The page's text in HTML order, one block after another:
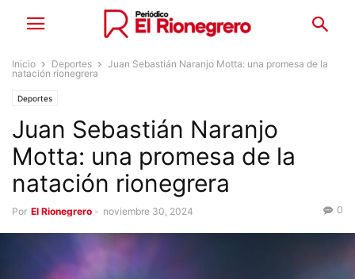
Inicio Deportes
Juan Sebastián Naranjo Motta: una promesa de la
natación rionegrera
Deportes
Juan Sebastián Naranjo
Motta: una promesa de la
natación rionegrera
Por El Rionegrero - noviembre 30, 2024 0